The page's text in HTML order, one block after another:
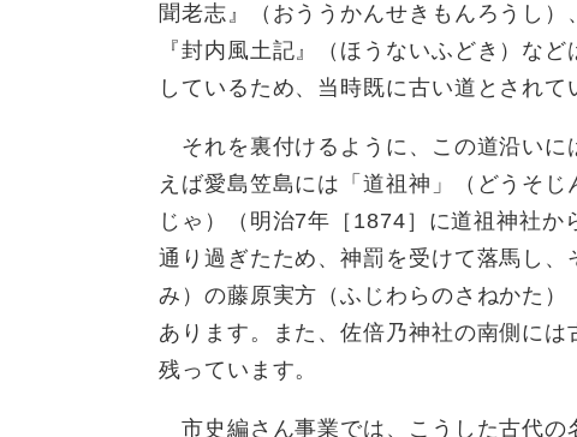
聞老志』（おううかんせきもんろうし）
『封内風土記』（ほうないふどき）な
しているため、当時既に古い道とされて
それを裏付けるように、この道沿いに
えば愛島笠島には「道祖神」（どうそ
じゃ）（明治7年［1874］に道祖神社
通り過ぎたため、神罰を受けて落馬し
み）の藤原実方（ふじわらのさねかた
あります。また、佐倍乃神社の南側に
残っています。
市史編さん事業では、こうした古代の